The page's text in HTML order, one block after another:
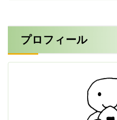
プロフィール